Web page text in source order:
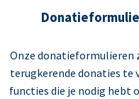
Onze donatieformulieren
terugkerende donaties te
functies die je nodig